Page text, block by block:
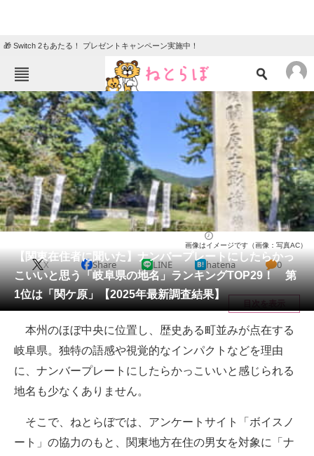
🎁 Switch 2もあたる！ プレゼントキャンペーン実施中！
ねとらぼメニュー
TOP ニュース
エンタメ
グルメ 地域
住まい 教育・育児
動物 リサーチ
会員記事
メディア
注目記事を集めた総合ページ
ITの今と未来を見通す
スマホと通信の最新トレンド
好きが集まる 比べて選べる
【関東在住者に聞いた】ナンバープレートにしたらかっ
こいいと思う「岐阜県の地名」ランキングTOP29！ 第
1位は「関ケ原」【2025年最新調査結果】
画像はイメージです（画像：写真AC）
X Share LINE hatena 0
目次を表示
本州のほぼ中央に位置し、歴史ある町並みが点在する
岐阜県。独特の語感や視覚的なインパクトなどを理由
に、ナンバープレートにしたらかっこいいと感じられる
地名も少なくありません。
そこで、ねとらぼでは、アンケートサイト「ボイスノ
ート」の協力のもと、関東地方在住の男女を対象に「ナ